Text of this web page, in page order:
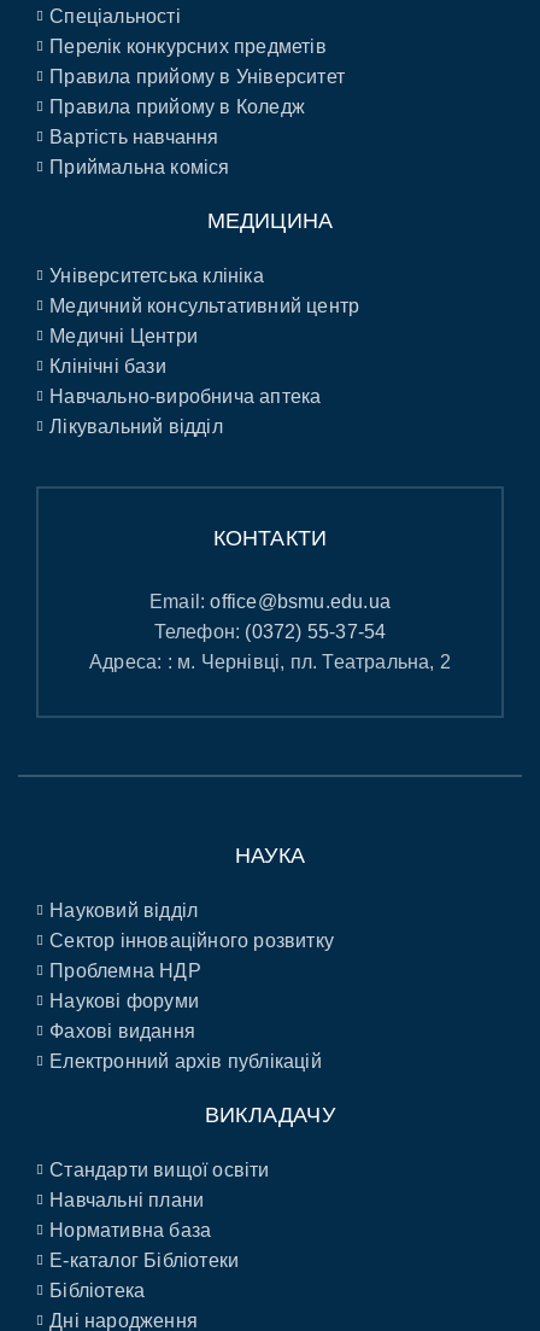
Спеціальності
Перелік конкурсних предметів
Правила прийому в Університет
Правила прийому в Коледж
Вартість навчання
Приймальна коміся
МЕДИЦИНА
Університетська клініка
Медичний консультативний центр
Медичні Центри
Клінічні бази
Навчально-виробнича аптека
Лікувальний відділ
КОНТАКТИ
Email:office@bsmu.edu.ua
Телефон: (0372) 55-37-54
Адреса: : м. Чернівці, пл. Театральна, 2
НАУКА
Науковий відділ
Сектор інноваційного розвитку
Проблемна НДР
Наукові форуми
Фахові видання
Електронний архів публікацій
ВИКЛАДАЧУ
Стандарти вищої освіти
Навчальні плани
Нормативна база
E-каталог Бібліотеки
Бібліотека
Дні народження